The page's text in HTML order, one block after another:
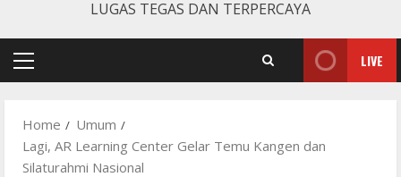
LUGAS TEGAS DAN TERPERCAYA
Primary
LIVE
Home
Umum
Lagi, AR Learning Center Gelar Temu Kangen dan
Silaturahmi Nasional